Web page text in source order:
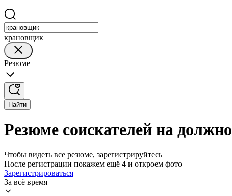
крановщик
Резюме
Найти
Резюме соискателей на
Чтобы видеть все резюме, зарегистрируйтесь
После регистрации покажем ещё 4 и откроем фото
Зарегистрироваться
За всё время